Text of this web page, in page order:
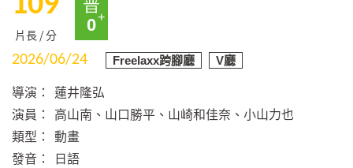
片長 / 分 0
2026/06/24 Freelaxx跨腳廳 V廳
導演： 蓮井隆弘
演員： 高山南、山口勝平、山崎和佳奈、小山力也
類型： 動畫
發音：
日語